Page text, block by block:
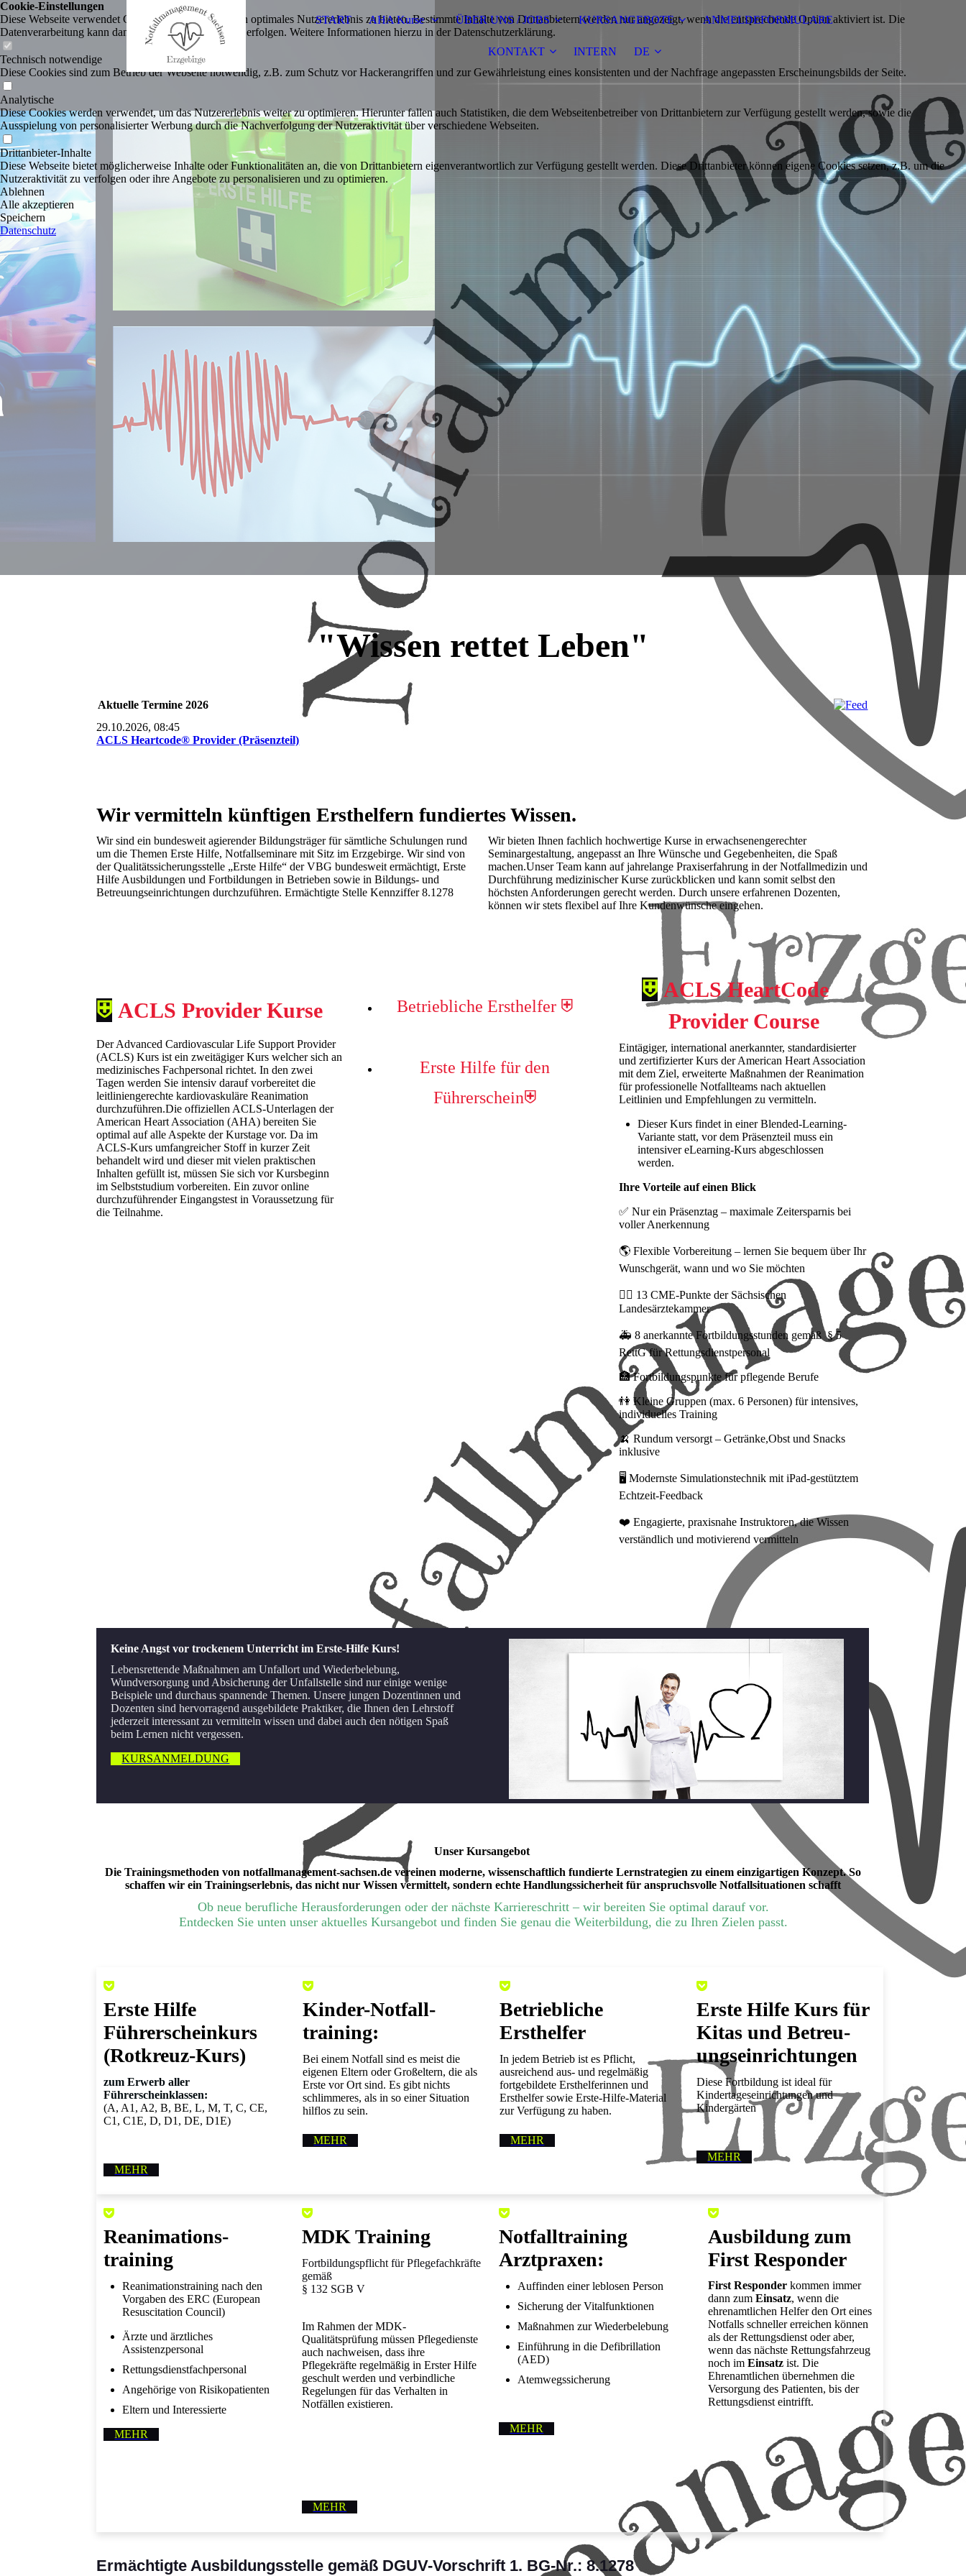
START AHA Kurse ÜBER UNS / JOBS KURSANGEBOTE ANMELDEFORMULARE
KONTAKT INTERN DE
"Wissen rettet Leben"
Aktuelle Termine 2026
29.10.2026, 08:45
ACLS Heartcode® Provider (Präsenzteil)
Wir vermitteln künftigen Ersthelfern fundiertes Wissen.
Wir sind ein bundesweit agierender Bildungsträger für sämtliche Schulungen rund
um die Themen Erste Hilfe, Notfallseminare mit Sitz im Erzgebirge. Wir sind von
der Qualitätssicherungs­stelle „Erste Hilfe“ der VBG bundesweit ermächtigt, Erste
Hilfe Ausbildungen und Fortbildungen in Betrieben sowie in Bildungs- und
Betreuungseinrichtungen durchzuführen. Ermächtigte Stelle Kennziffer 8.1278
Wir bieten Ihnen fachlich hochwertige Kurse in erwachsenengerechter
Seminargestaltung, angepasst an Ihre Wünsche und Gegebenheiten, die Spaß
machen.Unser Team kann auf jahrelange Praxiserfahrung in der Notfallmedizin und
Durchführung medizinischer Kurse zurückblicken und kann somit selbst den
höchsten Anforderungen gerecht werden. Durch unsere erfahrenen Dozenten,
können wir stets flexibel auf Ihre Kundenwünsche eingehen.
⛨ ACLS Provider Kurse
Der Advanced Cardiovascular Life Support Provider
(ACLS) Kurs ist ein zweitägiger Kurs welcher sich an
medizinisches Fachpersonal richtet. In den zwei
Tagen werden Sie intensiv darauf vorbereitet die
leitliniengerechte kardiovaskuläre Reanimation
durchzuführen.Die offiziellen ACLS-Unterlagen der
American Heart Association (AHA) bereiten Sie
optimal auf alle Aspekte der Kurstage vor. Da im
ACLS-Kurs umfangreicher Stoff in kurzer Zeit
behandelt wird und dieser mit vielen praktischen
Inhalten gefüllt ist, müssen Sie sich vor Kursbeginn
im Selbststudium vorbereiten. Ein zuvor online
durchzuführender Eingangstest in Voraussetzung für
die Teilnahme.
Betriebliche Ersthelfer ⛨
Erste Hilfe für den
Führerschein⛨
⛨ACLS HeartCode
Provider Course
Eintägiger, international anerkannter, standardisierter
und zertifizierter Kurs der American Heart Association
mit dem Ziel, erweiterte Maßnahmen der Reanimation
für professionelle Notfallteams nach aktuellen
Leitlinien und Empfehlungen zu vermitteln.
Dieser Kurs findet in einer Blended-Learning-
Variante statt, vor dem Präsenzteil muss ein
intensiver eLearning-Kurs abgeschlossen
werden.
Ihre Vorteile auf einen Blick
✅ Nur ein Präsenztag – maximale Zeitersparnis bei
voller Anerkennung
🌎 Flexible Vorbereitung – lernen Sie bequem über Ihr
Wunschgerät, wann und wo Sie möchten
👨‍⚕️ 13 CME-Punkte der Sächsischen
Landesärztekammer
🚑 8 anerkannte Fortbildungsstunden gemäß § 5
RettG für Rettungsdienstpersonal
🏥 Fortbildungspunkte für pflegende Berufe
👫 Kleine Gruppen (max. 6 Personen) für intensives,
individuelles Training
🍌 Rundum versorgt – Getränke,Obst und Snacks
inklusive
🖥️ Modernste Simulationstechnik mit iPad-gestütztem
Echtzeit-Feedback
❤️ Engagierte, praxisnahe Instruktoren, die Wissen
verständlich und motivierend vermitteln
Keine Angst vor trockenem Unterricht im Erste-Hilfe Kurs!
Lebensrettende Maßnahmen am Unfallort und Wiederbelebung,
Wundversorgung und Absicherung der Unfallstelle sind nur einige wenige
Beispiele und durchaus spannende Themen. Unsere jungen Dozentinnen und
Dozenten sind hervorragend ausgebildete Praktiker, die Ihnen den Lehrstoff
jederzeit interessant zu vermitteln wissen und dabei auch den nötigen Spaß
beim Lernen nicht vergessen.
KURSANMELDUNG
Unser Kursangebot
Die Trainingsmethoden von notfallmanagement‑sachsen.de vereinen moderne, wissenschaftlich fundierte Lernstrategien zu einem einzigartigen Konzept. So
schaffen wir ein Trainingserlebnis, das nicht nur Wissen vermittelt, sondern echte Handlungssicherheit für anspruchsvolle Notfallsituationen schafft
Ob neue berufliche Herausforderungen oder der nächste Karriereschritt – wir bereiten Sie optimal darauf vor.
Entdecken Sie unten unser aktuelles Kursangebot und finden Sie genau die Weiterbildung, die zu Ihren Zielen passt.
Erste Hilfe
Führerscheinkurs
(Rotkreuz-Kurs)
zum Erwerb aller
Führerscheinklassen:
(A, A1, A2, B, BE, L, M, T, C, CE,
C1, C1E, D, D1, DE, D1E)
MEHR
Kinder­-Notfall­
training:
Bei einem Notfall sind es meist die
eigenen Eltern oder Großeltern, die als
Erste vor Ort sind. Es gibt nichts
schlimmeres, als in so einer Situation
hilflos zu sein.
MEHR
Betriebliche
Ersthelfer
In jedem Betrieb ist es Pflicht,
ausreichend aus- und regelmäßig
fortgebildete Ersthelfer­innen und
Ersthelfer sowie Erste-Hilfe-Material
zur Verfügung zu haben.
MEHR
Erste Hilfe Kurs für
Kitas und Betreu­
ungseinricht­ungen
Diese Fortbildung ist ideal für
Kindertageseinrichtungen und
Kindergärten
MEHR
Reani­ma­tions­
training
Reanimationstraining nach den
Vorgaben des ERC (European
Resuscitation Council)
Ärzte und ärztliches
Assistenzpersonal
Rettungsdienstfachpersonal
Angehörige von Risikopatienten
Eltern und Interessierte
MEHR
MDK Training
Fortbildungspflicht für Pflegefachkräfte
gemäß
§ 132 SGB V
Im Rahmen der MDK-
Qualitätsprüfung müssen Pflegedienste
auch nachweisen, dass ihre
Pflegekräfte regelmäßig in Erster Hilfe
geschult werden und verbindliche
Regelungen für das Verhalten in
Notfällen existieren.
MEHR
Notfalltraining
Arztpraxen:
Auffinden einer leblosen Person
Sicherung der Vitalfunktionen
Maßnahmen zur Wiederbelebung
Einführung in die Defibrillation
(AED)
Atemwegssicherung
MEHR
Ausbildung zum
First Responder
First Responder kommen immer
dann zumEinsatz, wenn die
ehrenamtlichen Helfer den Ort eines
Notfalls schneller erreichen können
als der Rettungsdienst oder aber,
wenn das nächste Rettungsfahrzeug
noch imEinsatz ist. Die
Ehrenamtlichen übernehmen die
Versorgung des Patienten, bis der
Rettungsdienst eintrifft.
Ermächtigte Ausbildungsstelle gemäß DGUV-Vorschrift 1. BG-Nr.: 8.1278
Cookie-Einstellungen
Diese Webseite verwendet Cookies, um Besuchern ein optimales Nutzererlebnis zu bieten. Bestimmte Inhalte von Drittanbietern werden nur angezeigt, wenn die entsprechende Option aktiviert ist. Die
Datenverarbeitung kann dann auch in einem Drittland erfolgen. Weitere Informationen hierzu in der Datenschutzerklärung.
Technisch notwendige
Diese Cookies sind zum Betrieb der Webseite notwendig, z.B. zum Schutz vor Hackerangriffen und zur Gewährleistung eines konsistenten und der Nachfrage angepassten Erscheinungsbilds der Seite.
Analytische
Diese Cookies werden verwendet, um das Nutzererlebnis weiter zu optimieren. Hierunter fallen auch Statistiken, die dem Webseitenbetreiber von Drittanbietern zur Verfügung gestellt werden, sowie die
Ausspielung von personalisierter Werbung durch die Nachverfolgung der Nutzeraktivität über verschiedene Webseiten.
Drittanbieter-Inhalte
Diese Webseite bietet möglicherweise Inhalte oder Funktionalitäten an, die von Drittanbietern eigenverantwortlich zur Verfügung gestellt werden. Diese Drittanbieter können eigene Cookies setzen, z.B. um die
Nutzeraktivität zu verfolgen oder ihre Angebote zu personalisieren und zu optimieren.
Ablehnen
Alle akzeptieren
Speichern
Datenschutz